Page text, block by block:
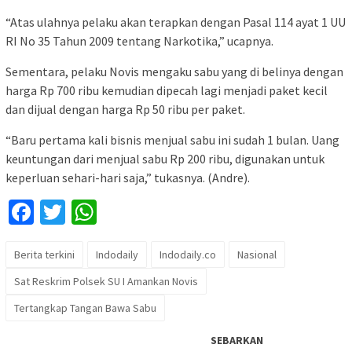
“Atas ulahnya pelaku akan terapkan dengan Pasal 114 ayat 1 UU
RI No 35 Tahun 2009 tentang Narkotika,” ucapnya.
Sementara, pelaku Novis mengaku sabu yang di belinya dengan
harga Rp 700 ribu kemudian dipecah lagi menjadi paket kecil
dan dijual dengan harga Rp 50 ribu per paket.
“Baru pertama kali bisnis menjual sabu ini sudah 1 bulan. Uang
keuntungan dari menjual sabu Rp 200 ribu, digunakan untuk
keperluan sehari-hari saja,” tukasnya. (Andre).
Facebook
Twitter
Berita terkini Indodaily Indodaily.co
Nasional
Sat Reskrim Polsek SU I Amankan Novis
Tertangkap Tangan Bawa Sabu
SEBARKAN